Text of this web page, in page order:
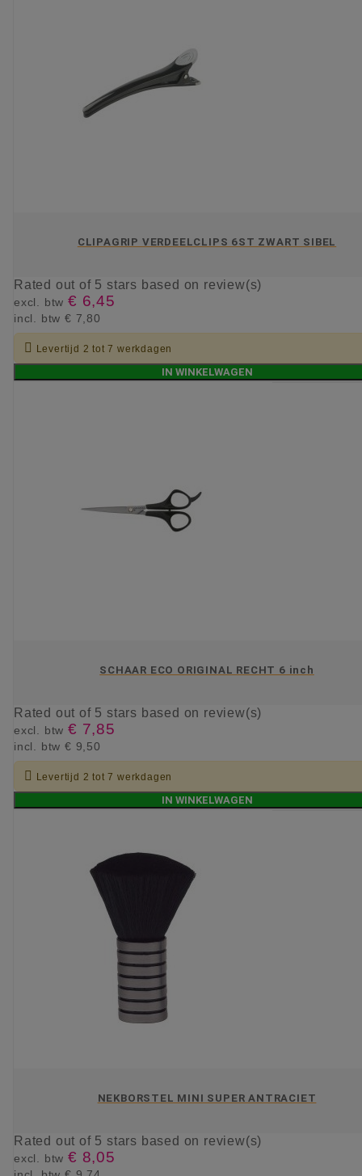
CLIPAGRIP VERDEELCLIPS 6ST ZWART SIBEL
Rated out of 5 stars based on review(s)
excl. btw € 6,45
incl. btw € 7,80
 Levertijd 2 tot 7 werkdagen
IN WINKELWAGEN
SCHAAR ECO ORIGINAL RECHT 6 inch
Rated out of 5 stars based on review(s)
excl. btw € 7,85
incl. btw € 9,50
 Levertijd 2 tot 7 werkdagen
IN WINKELWAGEN
NEKBORSTEL MINI SUPER ANTRACIET
Rated out of 5 stars based on review(s)
excl. btw € 8,05